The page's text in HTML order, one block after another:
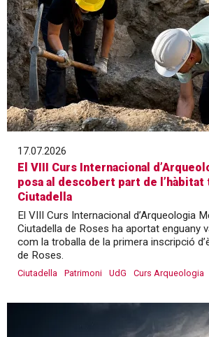
17.07.2026
El VIII Curs Internacional
posa al descobert part de l’hàbitat
Ciutadella
El VIII Curs Internacional d’Arqueologia
Ciutadella de Roses ha aportat enguany
com la troballa de la primera inscripció
de Roses.
Ciutadella Patrimoni UdG Curs Arqueologia